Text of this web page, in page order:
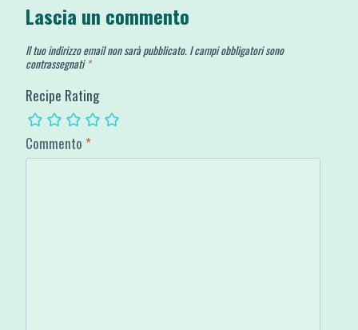
Lascia un commento
Il tuo indirizzo email non sarà pubblicato. I campi obbligatori sono
contrassegnati *
Recipe Rating
Commento *